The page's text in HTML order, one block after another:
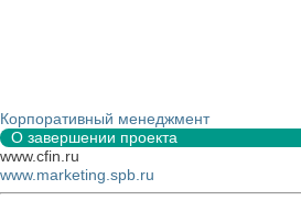
Корпоративный менеджмент
О завершении проекта
www.cfin.ru
www.marketing.spb.ru